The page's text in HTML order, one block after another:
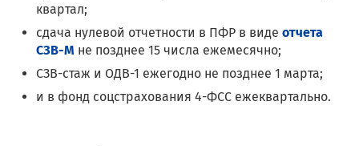
квартал;
сдача нулевой отчетности в ПФР в виде отчета
СЗВ-М не позднее 15 числа ежемесячно;
СЗВ-стаж и ОДВ-1 ежегодно не позднее 1 марта;
и в фонд соцстрахования 4-ФСС ежеквартально.